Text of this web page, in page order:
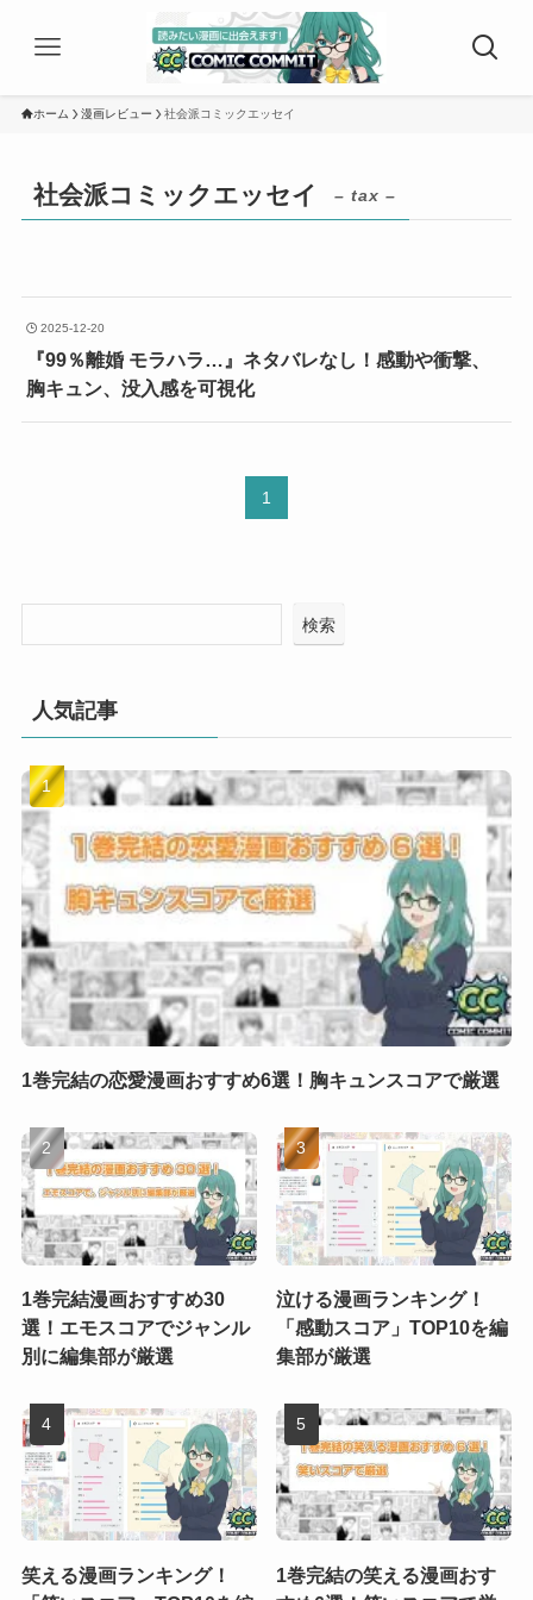
ホーム 漫画レビュー 社会派コミックエッセイ
社会派コミックエッセイ – tax –
2025-12-20
『99％離婚 モラハラ…』ネタバレなし！感動や衝撃、
胸キュン、没入感を可視化
1
検索
人気記事
1巻完結の恋愛漫画おすすめ6選！胸キュンスコアで厳選
1巻完結漫画おすすめ30
選！エモスコアでジャンル
別に編集部が厳選
泣ける漫画ランキング！
「感動スコア」TOP10を編
集部が厳選
笑える漫画ランキング！
1巻完結の笑える漫画おす